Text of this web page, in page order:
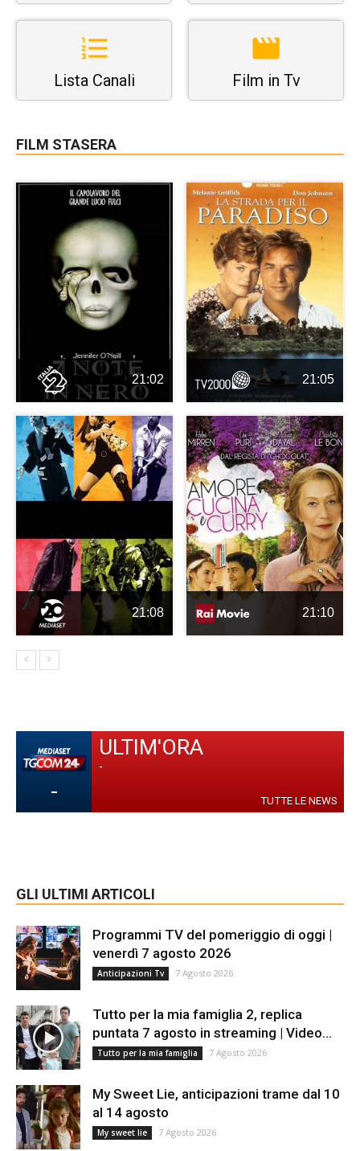
Lista Canali Film in Tv
FILM STASERA
21:02 21:05
21:08 21:10
-
ULTIM'ORA
-
TUTTE LE NEWS
GLI ULTIMI ARTICOLI
Programmi TV del pomeriggio di oggi |
venerdì 7 agosto 2026
Anticipazioni Tv 7 Agosto 2026
Tutto per la mia famiglia 2, replica
puntata 7 agosto in streaming | Video...
Tutto per la mia famiglia 7 Agosto 2026
My Sweet Lie, anticipazioni trame dal 10
al 14 agosto
My sweet lie 7 Agosto 2026